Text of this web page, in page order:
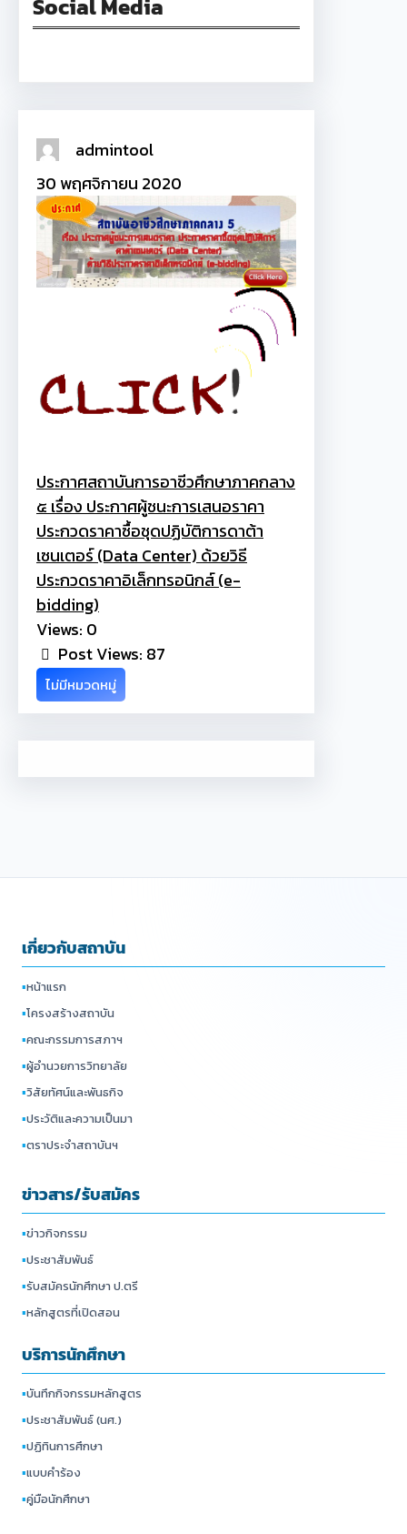
Social Media
admintool
30 พฤศจิกายน 2020
ประกาศสถาบันการอาชีวศึกษาภาคกลาง
๕ เรื่อง ประกาศผู้ชนะการเสนอราคา
ประกวดราคาซื้อชุดปฏิบัติการดาต้า
เซนเตอร์ (Data Center) ด้วยวิธี
ประกวดราคาอิเล็กทรอนิกส์ (e-
bidding)
Views: 0
Post Views: 87
ไม่มีหมวดหมู่
เกี่ยวกับสถาบัน
▪หน้าแรก
▪โครงสร้างสถาบัน
▪คณะกรรมการสภาฯ
▪ผู้อำนวยการวิทยาลัย
▪วิสัยทัศน์และพันธกิจ
▪ประวัติและความเป็นมา
▪ตราประจำสถาบันฯ
ข่าวสาร/รับสมัคร
▪ข่าวกิจกรรม
▪ประชาสัมพันธ์
▪รับสมัครนักศึกษา ป.ตรี
▪หลักสูตรที่เปิดสอน
บริการนักศึกษา
▪บันทึกกิจกรรมหลักสูตร
▪ประชาสัมพันธ์ (นศ.)
▪ปฏิทินการศึกษา
▪แบบคำร้อง
▪คู่มือนักศึกษา